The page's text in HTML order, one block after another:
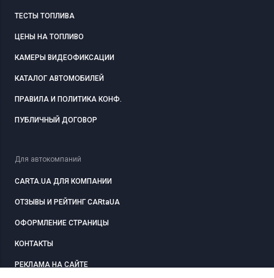
ТЕСТЫ ТОПЛИВА
ЦЕНЫ НА ТОПЛИВО
КАМЕРЫ ВИДЕОФИКСАЦИИ
КАТАЛОГ АВТОМОБИЛЕЙ
ПРАВИЛА И ПОЛИТИКА КОНФ.
ПУБЛИЧНЫЙ ДОГОВОР
Для автокомпаний
CARTA.UA ДЛЯ КОМПАНИИ
ОТЗЫВЫ И РЕЙТИНГ CARtaUA
ОФОРМЛЕНИЕ СТРАНИЦЫ
КОНТАКТЫ
РЕКЛАМА НА САЙТЕ